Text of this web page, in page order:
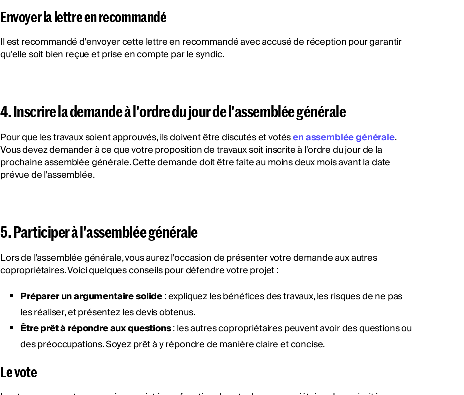
Envoyer la lettre en recommandé
Il est recommandé d'envoyer cette lettre en recommandé avec accusé de réception pour garantir
qu'elle soit bien reçue et prise en compte par le syndic.
4. Inscrire la demande à l'ordre du jour de l'assemblée générale
Pour que les travaux soient approuvés, ils doivent être discutés et votésen assemblée générale.
Vous devez demander à ce que votre proposition de travaux soit inscrite à l'ordre du jour de la
prochaine assemblée générale. Cette demande doit être faite au moins deux mois avant la date
prévue de l'assemblée.
5. Participer à l'assemblée générale
Lors de l'assemblée générale, vous aurez l'occasion de présenter votre demande aux autres
copropriétaires. Voici quelques conseils pour défendre votre projet :
Préparer un argumentaire solide: expliquez les bénéfices des travaux, les risques de ne pas
les réaliser, et présentez les devis obtenus.
Être prêt à répondre aux questions: les autres copropriétaires peuvent avoir des questions ou
des préoccupations. Soyez prêt à y répondre de manière claire et concise.
Le vote